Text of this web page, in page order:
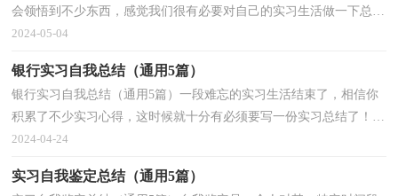
会领悟到不少东西，感觉我们很有必要对自己的实习生活做一下总
结。但是实习总结有什么要求呢？以下是小编整理的护...
2024-05-04
银行实习自我总结（通用5篇）
银行实习自我总结（通用5篇）一段难忘的实习生活结束了，相信你
积累了不少实习心得，这时候就十分有必须要写一份实习总结了！那
么什么样的实习总结才是好的实习总结呢？下面是小编收集...
2024-04-24
实习自我鉴定总结（通用5篇）